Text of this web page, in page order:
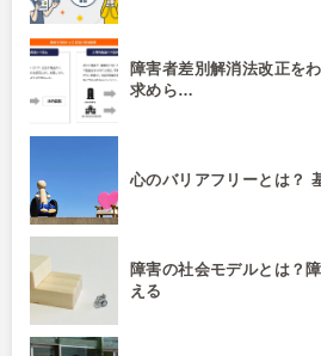
障害者差別解消法改正を
求めら…
心のバリアフリーとは？
障害の社会モデルとは？
える